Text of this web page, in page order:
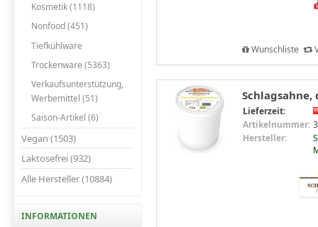
Kosmetik (1118)
Nonfood (451)
Tiefkühlware
Trockenware (5363)
Verkaufsunterstützung,
Werbemittel (51)
Saison-Artikel (6)
Vegan (1503)
Laktosefrei (932)
Alle Hersteller (10884)
INFORMATIONEN
Wunschliste
Lieferzeit:
Artikelnummer:
Hersteller: